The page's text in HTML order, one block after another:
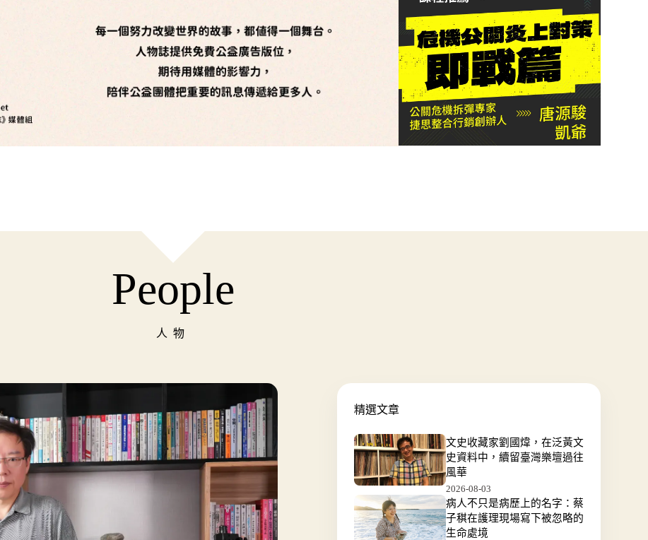
People
人物
精選文章
文史收藏家劉國煒，在泛黃文
史資料中，續留臺灣樂壇過往
風華
2026-08-03
病人不只是病歷上的名字：蔡
子稘在護理現場寫下被忽略的
生命處境